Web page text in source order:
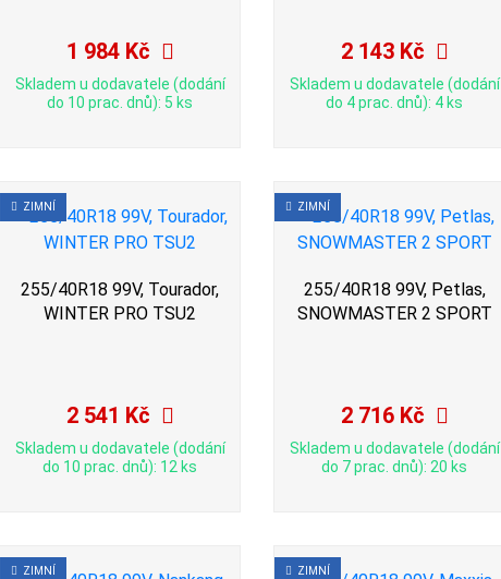
1 984 Kč
Skladem u dodavatele (dodání
do 10 prac. dnů): 5 ks
2 143 Kč
Skladem u dodavatele (dodání
do 4 prac. dnů): 4 ks
ZIMNÍ
255/40R18 99V, Tourador,
WINTER PRO TSU2
2 541 Kč
Skladem u dodavatele (dodání
do 10 prac. dnů): 12 ks
ZIMNÍ
255/40R18 99V, Petlas,
SNOWMASTER 2 SPORT
2 716 Kč
Skladem u dodavatele (dodání
do 7 prac. dnů): 20 ks
ZIMNÍ ZIMNÍ